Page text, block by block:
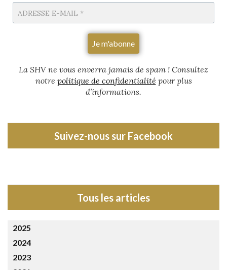
La SHV ne vous enverra jamais de spam ! Consultez
notre politique de confidentialité pour plus
d’informations.
Suivez-nous sur Facebook
Tous les articles
2025
2024
2023